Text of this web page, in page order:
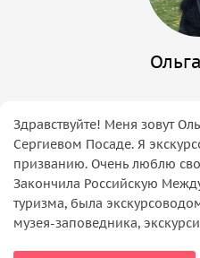
Ольга
Здравствуйте! Меня зовут
Сергиевом Посаде. Я
призванию. Очень люблю
Закончила Российскую
туризма, была
музея-заповедника,